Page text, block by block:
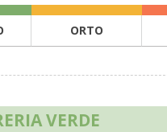
ORTO
VERDE